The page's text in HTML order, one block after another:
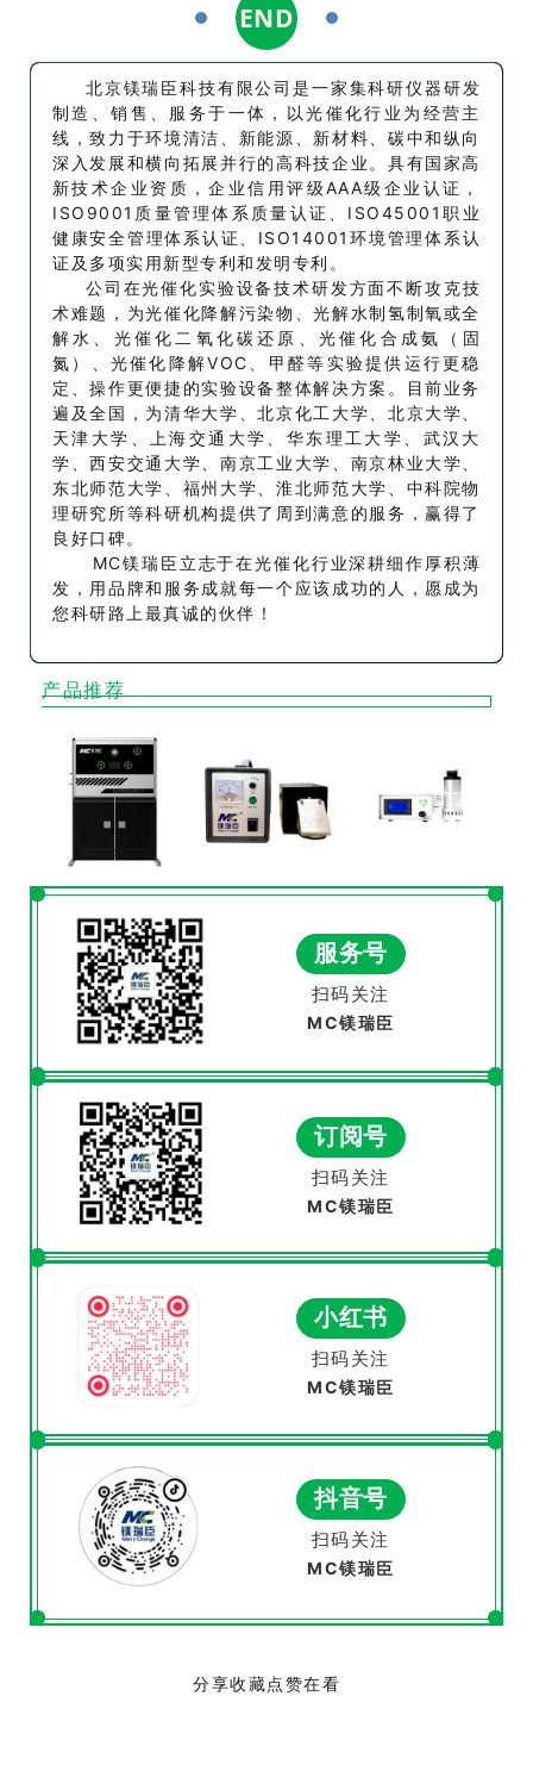
END
北京镁瑞臣科技有限公司是一家集科研仪器研发
制造、销售、服务于一体，以光催化行业为经营主
线，致力于环境清洁、新能源、新材料、碳中和纵向
深入发展和横向拓展并行的高科技企业。具有国家高
新技术企业资质，企业信用评级AAA级企业认证，
ISO9001质量管理体系质量认证、ISO45001职业
健康安全管理体系认证、ISO14001环境管理体系认
证及多项实用新型专利和发明专利。
公司在光催化实验设备技术研发方面不断攻克技
术难题，为光催化降解污染物、光解水制氢制氧或全
解水、光催化二氧化碳还原、光催化合成氨（固
氮）、光催化降解VOC、甲醛等实验提供运行更稳
定、操作更便捷的实验设备整体解决方案。目前业务
遍及全国，为清华大学、北京化工大学、北京大学、
天津大学、上海交通大学、华东理工大学、武汉大
学、西安交通大学、南京工业大学、南京林业大学、
东北师范大学、福州大学、淮北师范大学、中科院物
理研究所等科研机构提供了周到满意的服务，赢得了
良好口碑。
MC镁瑞臣立志于在光催化行业深耕细作厚积薄
发，用品牌和服务成就每一个应该成功的人，愿成为
您科研路上最真诚的伙伴！
产品推荐
服务号
扫码关注
MC镁瑞臣
订阅号
扫码关注
MC镁瑞臣
小红书
扫码关注
MC镁瑞臣
抖音号
扫码关注
MC镁瑞臣
分享收藏点赞在看